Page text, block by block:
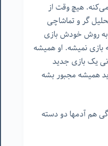
می‌کنه. هیچ وقت از
گر و تماشاچی
به روش خودش بازی
نمیشه. او همیشه
یک بازی جدید
همیشه مجبور بشه
هم آدمها دو دسته